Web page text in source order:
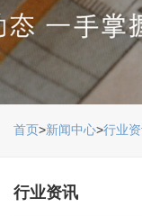
首页>新闻中心>行业
行业资讯